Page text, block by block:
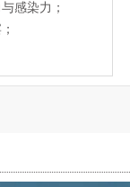
感染力；